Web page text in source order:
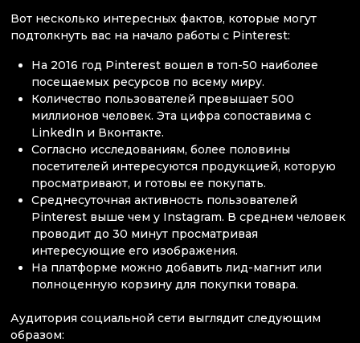
Вот несколько интересных фактов, которые могут
подтолкнуть вас на начало работы с Pinterest:
На 2016 год Pinterest вошел в топ-50 наиболее
посещаемых ресурсов по всему миру.
Количество пользователей превышает 500
миллионов человек. Эта цифра сопоставима с
LinkedIn и Вконтакте.
Согласно исследованиям, более половины
посетителей интересуются продукцией, которую
просматривают, и готовы ее покупать.
Среднесуточная активность пользователей
Pinterest выше чем у Instagram. В среднем человек
проводит до 30 минут просматривая
интересующие его изображения.
На платформе можно добавить лид-магнит или
полноценную корзину для покупки товара.
Аудитория социальной сети выглядит следующим
образом: